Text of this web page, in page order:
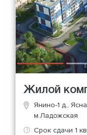
Жилой
Янино-1 д.,
м.Ладожская
Срок сдачи 1